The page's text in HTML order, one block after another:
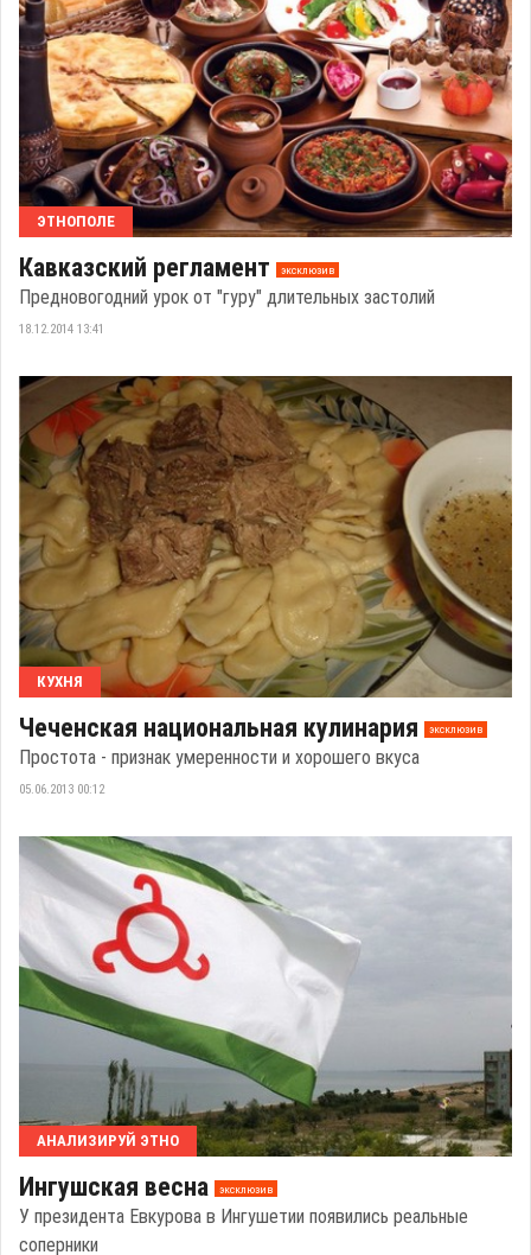
ЭТНОПОЛЕ
Кавказский регламент эксклюзив
Предновогодний урок от "гуру" длительных застолий
18.12.2014 13:41
КУХНЯ
Чеченская национальная кулинария эксклюзив
Простота - признак умеренности и хорошего вкуса
05.06.2013 00:12
АНАЛИЗИРУЙ ЭТНО
Ингушская весна эксклюзив
У президента Евкурова в Ингушетии появились реальные
соперники